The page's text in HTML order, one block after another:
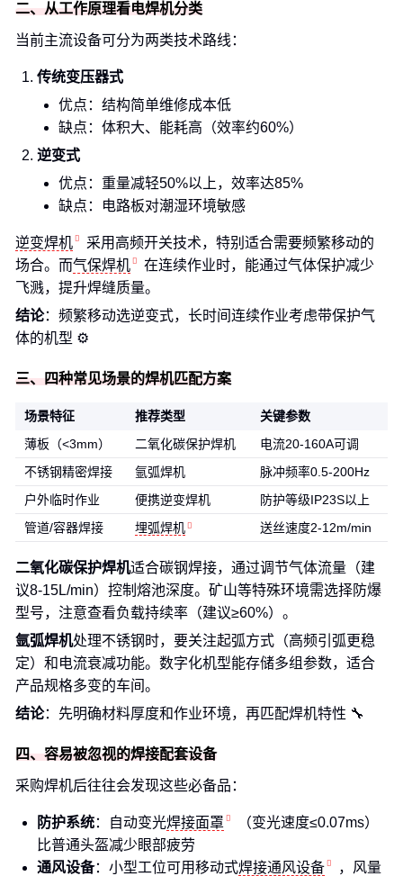
二、从工作原理看电焊机分类
当前主流设备可分为两类技术路线：
传统变压器式
优点：结构简单维修成本低
缺点：体积大、能耗高（效率约60%）
逆变式
优点：重量减轻50%以上，效率达85%
缺点：电路板对潮湿环境敏感
逆变焊机
采用高频开关技术，特别适合需要频繁移动的
场合。而气保焊机
在连续作业时，能通过气体保护减少
飞溅，提升焊缝质量。
结论：频繁移动选逆变式，长时间连续作业考虑带保护气
体的机型 ⚙️
三、四种常见场景的焊机匹配方案
场景特征 推荐类型
关键参数
薄板（<3mm）
二氧化碳保护焊机
电流20-160A可调
不锈钢精密焊接
氩弧焊机
脉冲频率0.5-200Hz
户外临时作业
便携逆变焊机
防护等级IP23S以上
管道/容器焊接
埋弧焊机 送丝速度2-12m/min
二氧化碳保护焊机适合碳钢焊接，通过调节气体流量（建
议8-15L/min）控制熔池深度。矿山等特殊环境需选择防爆
型号，注意查看负载持续率（建议≥60%）。
氩弧焊机处理不锈钢时，要关注起弧方式（高频引弧更稳
定）和电流衰减功能。数字化机型能存储多组参数，适合
产品规格多变的车间。
结论：先明确材料厚度和作业环境，再匹配焊机特性 🔧
四、容易被忽视的焊接配套设备
采购焊机后往往会发现这些必备品：
防护系统：自动变光焊接面罩
（变光速度≤0.07ms）
比普通头盔减少眼部疲劳
通风设备：小型工位可用移动式焊接通风设备
，风量